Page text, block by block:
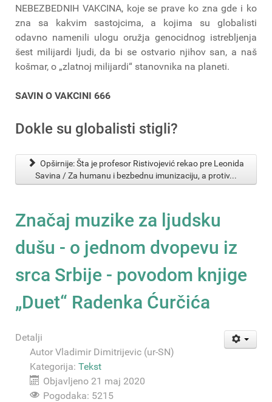
NEBEZBEDNIH VAKCINA, koje se prave ko zna gde i ko
zna sa kakvim sastojcima, a kojima su globalisti
odavno namenili ulogu oružja genocidnog istrebljenja
šest milijardi ljudi, da bi se ostvario njihov san, a naš
košmar, o „zlatnoj milijardi“ stanovnika na planeti.
SAVIN O VAKCINI 666
Dokle su globalisti stigli?
Opširnije: Šta je profesor Ristivojević rekao pre Leonida
Savina / Za humanu i bezbednu imunizaciju, a protiv...
Značaj muzike za ljudsku
dušu - o jednom dvopevu iz
srca Srbije - povodom knjige
„Duet“ Radenka Ćurčića
Detalji
Autor Vladimir Dimitrijevic (ur-SN)
Kategorija: Tekst
Objavljeno 21 maj 2020
Pogodaka: 5215